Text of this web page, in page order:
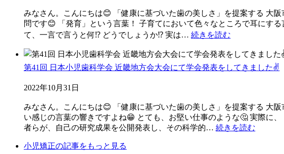
みなさん。こんにちは😊 「健康に基づいた歯の美しさ」を提案する 大
問です😊 「発育」という言葉！ 子育てにおいて色々なところで耳にす
て、一言で言うと何⁉️ どうでしょうか⁉️ 実は… 続きを読む
第41回 日本小児歯科学会 近畿地方会大会にて学会発表をしてきました✌️
2022年10月31日
みなさん。こんにちは😊 「健康に基づいた歯の美しさ」を提案する 大
い感じの言葉の響きですよね😁 とても、お堅い仕事のような🤔 実際に
者らが、自己の研究成果を公開発表し、その科学的… 続きを読む
小児矯正の記事をもっと見る